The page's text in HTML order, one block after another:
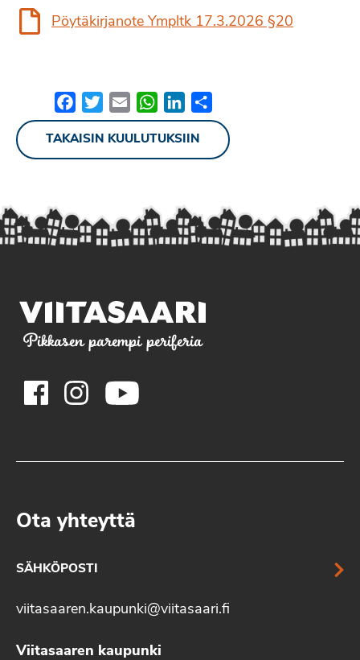
Pöytäkirjanote Ympltk 17.3.2026 §20
FacebookTwitterEmail WhatsApp
LinkedIn
TAKAISIN KUULUTUKSIIN
Pikkasen parempi periferia
Ota yhteyttä
SÄHKÖPOSTI
viitasaaren.kaupunki@viitasaari.fi
Viitasaaren kaupunki